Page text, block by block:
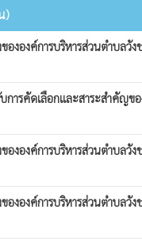
)
ขององค์การบริหารส่วนตำบ
การคัดเลือกและสาระสำ
ขององค์การบริหารส่วนตำบ
ขององค์การบริหารส่วนตำบ